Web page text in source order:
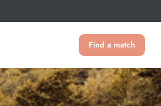
Find a match